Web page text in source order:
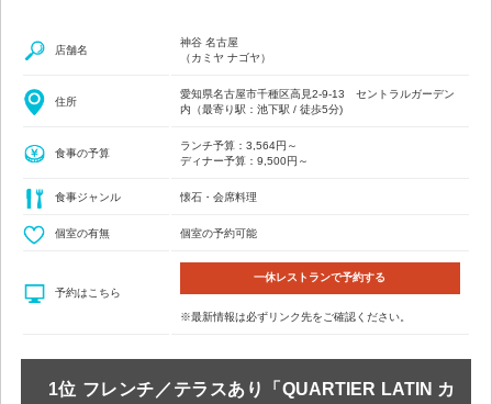
店舗名
神谷 名古屋
（カミヤ ナゴヤ）
住所
愛知県名古屋市千種区高見2-9-13 セントラルガーデン
内（最寄り駅：池下駅 / 徒歩5分)
食事の予算
ランチ予算：3,564円～
ディナー予算：9,500円～
食事ジャンル 懐石・会席料理
個室の有無 個室の予約可能
予約はこちら
一休レストランで予約する
※最新情報は必ずリンク先をご確認ください。
1位 フレンチ／テラスあり「QUARTIER LATIN カ